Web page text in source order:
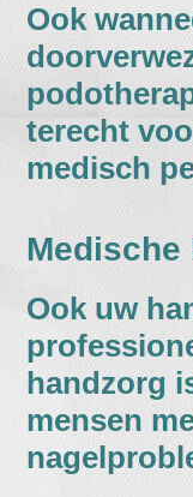
Ook
terecht
medisch
Medische
Ook uw
handzorg
mensen